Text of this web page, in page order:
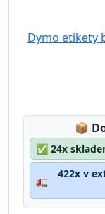
Dymo etikety
📦
✅ 24x
🚛
422x v